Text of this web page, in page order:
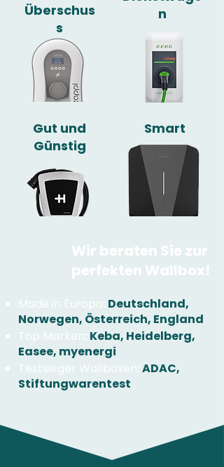
Überschus
s
n
Gut und
Günstig
Smart
Wir beraten Sie zur
perfekten Wallbox!
Made in Europa: Deutschland,
Norwegen, Österreich, England
Top Marken: Keba, Heidelberg,
Easee, myenergi
Testsieger Wallboxen:ADAC,
Stiftungwarentest